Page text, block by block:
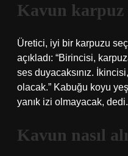
Kavun karpuz
Üretici, iyi bir karpuzu
açıkladı: “Birincisi,
ses duyacaksınız.
olacak.” Kabuğu koyu
yanık izi olmayacak, dedi.
Kavun nasıl